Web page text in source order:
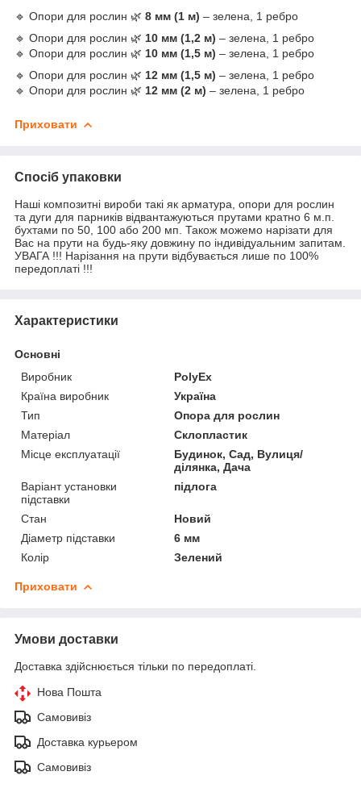
🔹 Опори для рослин 🌿 8 мм (1 м) – зелена, 1 ребро
🔹 Опори для рослин 🌿 10 мм (1,2 м) – зелена, 1 ребро
🔹 Опори для рослин 🌿 10 мм (1,5 м) – зелена, 1 ребро
🔹 Опори для рослин 🌿 12 мм (1,5 м) – зелена, 1 ребро
🔹 Опори для рослин 🌿 12 мм (2 м) – зелена, 1 ребро
Приховати
Спосіб упаковки
Наші композитні вироби такі як арматура, опори для рослин
та дуги для парників відвантажуються прутами кратно 6 м.п.
бухтами по 50, 100 або 200 мп. Також можемо нарізати для
Вас на прути на будь-яку довжину по індивідуальним запитам.
УВАГА !!! Нарізання на прути відбувається лише по 100%
передоплаті !!!
Характеристики
Основні
Виробник
PolyEx
Країна виробник
Україна
Тип
Опора для рослин
Матеріал
Склопластик
Місце експлуатації
Будинок, Сад, Вулиця/
ділянка, Дача
Варіант установки
підставки
підлога
Стан
Новий
Діаметр підставки
6 мм
Колір
Зелений
Приховати
Умови доставки
Доставка здійснюється тільки по передоплаті.
Нова Пошта
Самовивіз
Доставка курьером
Самовивіз